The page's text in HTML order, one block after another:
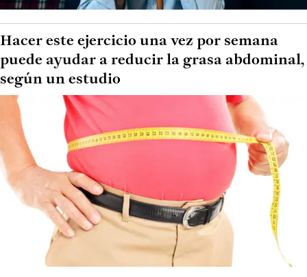
Hacer este ejercicio una vez por semana
puede ayudar a reducir la grasa abdominal,
según un estudio